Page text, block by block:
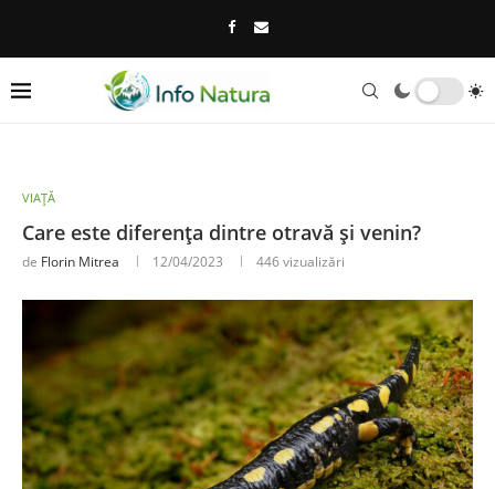
VIAȚĂ
Care este diferența dintre otravă și venin?
de Florin Mitrea 12/04/2023 446vizualizări